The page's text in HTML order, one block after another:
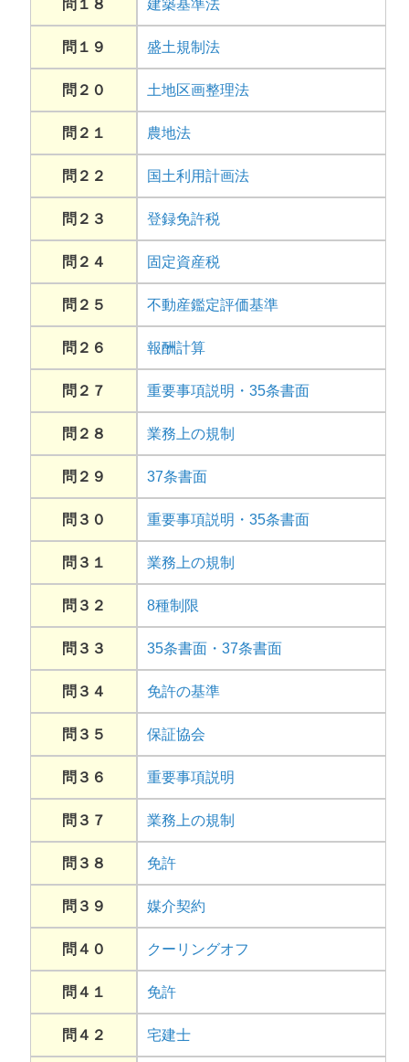
問１８ 建築基準法
問１９ 盛土規制法
問２０ 土地区画整理法
問２１ 農地法
問２２ 国土利用計画法
問２３ 登録免許税
問２４ 固定資産税
問２５ 不動産鑑定評価基準
問２６ 報酬計算
問２７ 重要事項説明・35条書面
問２８ 業務上の規制
問２９ 37条書面
問３０ 重要事項説明・35条書面
問３１ 業務上の規制
問３２ 8種制限
問３３ 35条書面・37条書面
問３４ 免許の基準
問３５ 保証協会
問３６ 重要事項説明
問３７ 業務上の規制
問３８ 免許
問３９ 媒介契約
問４０ クーリングオフ
問４１ 免許
問４２ 宅建士